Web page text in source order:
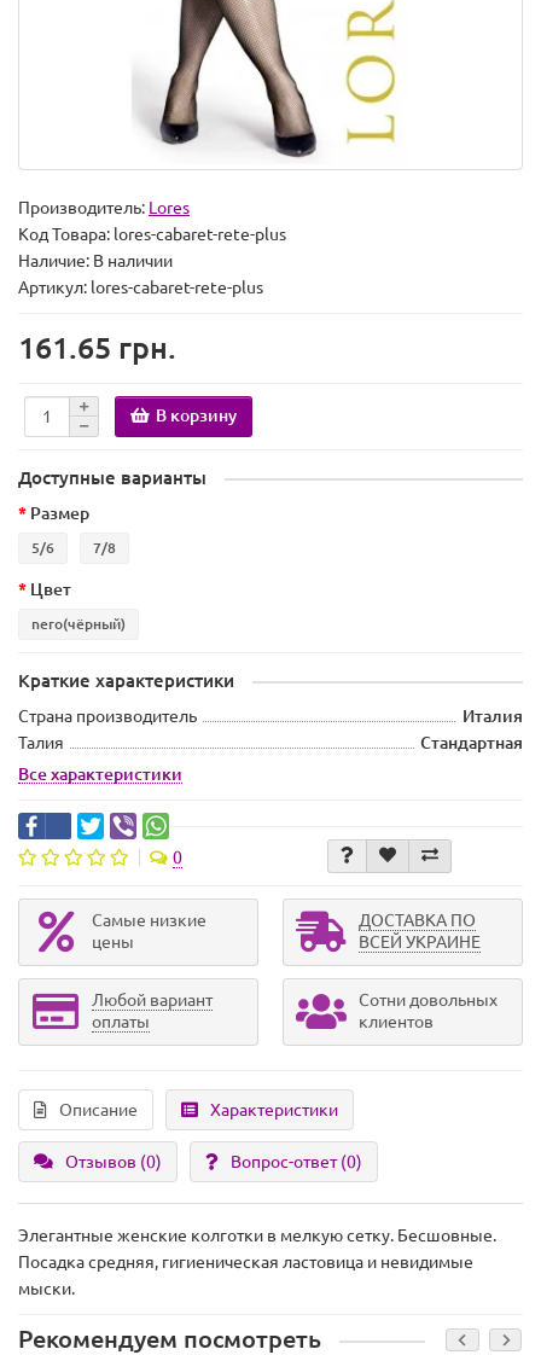
Производитель: Lores
Код Товара: lores-cabaret-rete-plus
Наличие: В наличии
Артикул: lores-cabaret-rete-plus
161.65 грн.
В корзину
Доступные варианты
Размер
5/6 7/8
Цвет
nero(чёрный)
Краткие характеристики
Страна производитель
Италия
Талия
Стандартная
Все характеристики
0
Самые низкие
цены
ДОСТАВКА ПО
ВСЕЙ УКРАИНЕ
Любой вариант
оплаты
Сотни довольных
клиентов
Описание Характеристики
Отзывов (0) Вопрос-ответ(0)
Элегантные женские колготки в мелкую сетку. Бесшовные.
Посадка средняя, гигиеническая ластовица и невидимые
мыски.
Рекомендуем посмотреть